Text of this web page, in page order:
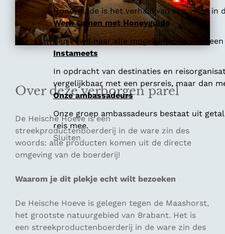
Honeyguide is het verhaal van een vogel
Werk samen met Honeyguide
Benieuwd naar alle mogelijkheden voor
Instameets
In opdracht van destinaties en
vergelijkbaar met een persreis, maar dan
Onze ambassadeurs
Onze groep ambassadeurs bestaat uit
reis mee.
Sluiten
Over deze verborgen parel
De Heische Hoeve is een
streekproductenboerderij in de ware zin des
woords: alle producten komen uit de directe
omgeving van de boerderij!
Waarom je dit plekje echt wilt bezoeken
De Heische Hoeve is gelegen tegen de Maashorst,
het grootste natuurgebied van Brabant. Het is
een streekproductenboerderij in de ware zin des